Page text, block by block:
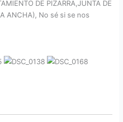
DE PIZARRA,JUNTA DE
ANCHA), No sé si se nos